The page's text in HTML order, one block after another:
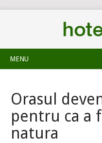
MENU
Orasul
pentru ca a
natura